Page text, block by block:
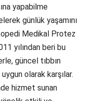
yapabilme
günlük yaşamını
Medikal Protez
yılından beri bu
güncel tıbbın
olarak karşılar.
hizmet sunan